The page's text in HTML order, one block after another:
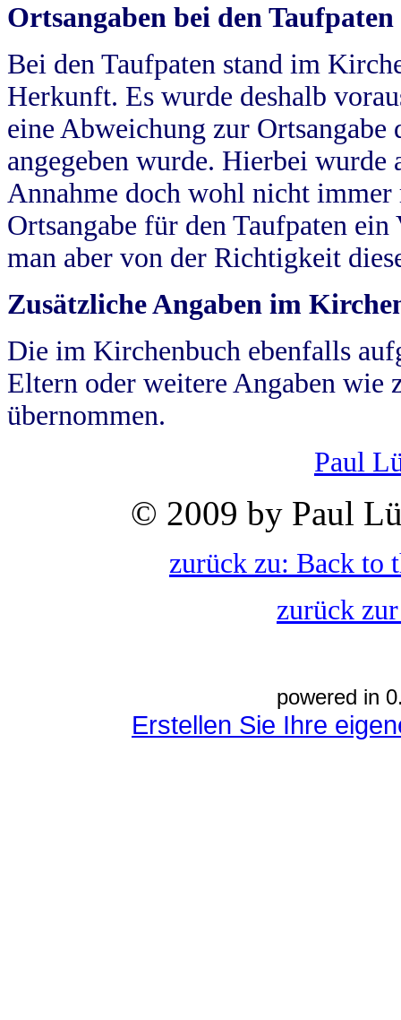
Ortsangaben bei den Taufpaten
Bei den Taufpaten stand im
Herkunft. Es wurde deshalb
eine Abweichung zur
angegeben wurde. Hierbei wurde
Annahme doch wohl nicht
Ortsangabe für den Taufpaten
man aber von der Richtigkeit
Zusätzliche Angaben im
Die im Kirchenbuch ebenfalls
Eltern oder weitere Angaben wie
übernommen.
Paul
© 2009 by Paul
zurück zu: Back to
zurück
powered in
Erstellen Sie Ihre